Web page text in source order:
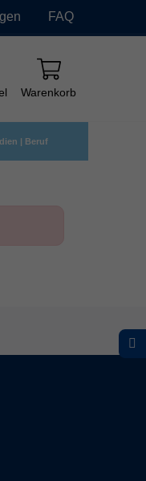
FAQ
Warenkorb
| Beruf